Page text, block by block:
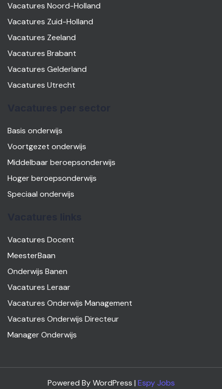
Vacatures Noord-Holland
Vacatures Zuid-Holland
Vacatures Zeeland
Vacatures Brabant
Vacatures Gelderland
Vacatures Utrecht
Basis onderwijs
Voortgezet onderwijs
Middelbaar beroepsonderwijs
Hoger beroepsonderwijs
Speciaal onderwijs
Vacatures Docent
MeesterBaan
Onderwijs Banen
Vacatures Leraar
Vacatures Onderwijs Management
Vacatures Onderwijs Directeur
Manager Onderwijs
Powered By WordPress | Espy Jobs